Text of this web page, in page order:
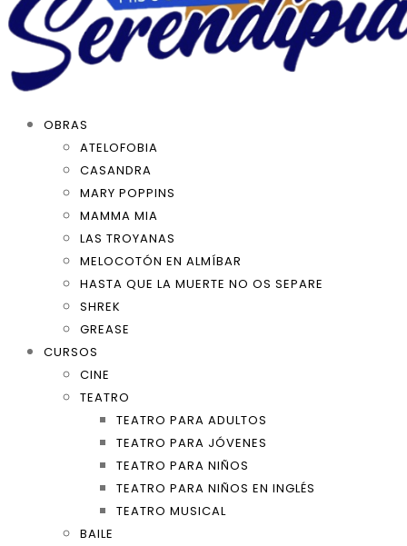
OBRAS
ATELOFOBIA
CASANDRA
MARY POPPINS
MAMMA MIA
LAS TROYANAS
MELOCOTÓN EN ALMÍBAR
HASTA QUE LA MUERTE NO OS SEPARE
SHREK
GREASE
CURSOS
CINE
TEATRO
TEATRO PARA ADULTOS
TEATRO PARA JÓVENES
TEATRO PARA NIÑOS
TEATRO PARA NIÑOS EN INGLÉS
TEATRO MUSICAL
BAILE